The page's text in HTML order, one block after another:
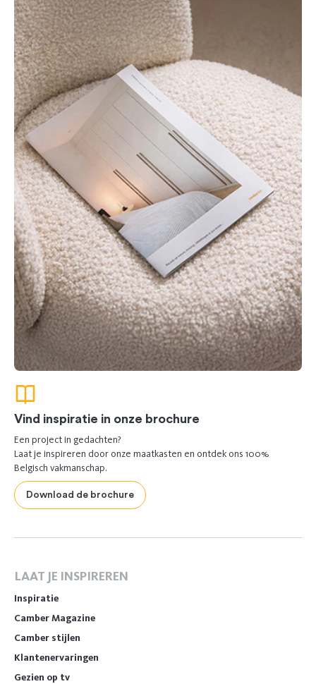
Vind inspiratie in onze brochure
Een project in gedachten?
Laat je inspireren door onze maatkasten en ontdek ons 100%
Belgisch vakmanschap.
Download de brochure
LAAT JE INSPIREREN
Inspiratie
Camber Magazine
Camber stijlen
Klantenervaringen
Gezien op tv